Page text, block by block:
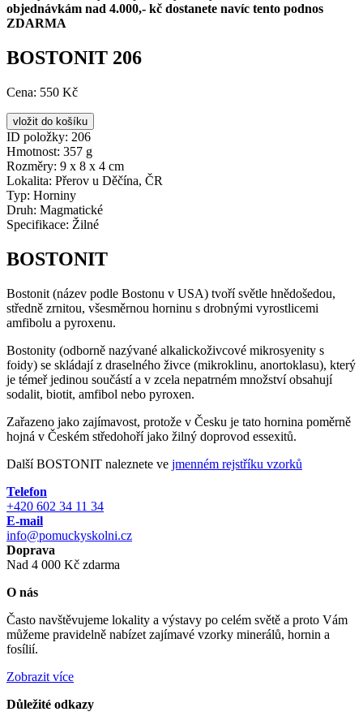
objednávkám nad 4.000,- kč dostanete navíc tento podnos
ZDARMA
BOSTONIT 206
Cena: 550 Kč
ID položky: 206
Hmotnost: 357 g
Rozměry: 9 x 8 x 4 cm
Lokalita: Přerov u Děčína, ČR
Typ: Horniny
Druh: Magmatické
Specifikace: Žilné
BOSTONIT
Bostonit (název podle Bostonu v USA) tvoří světle hnědošedou,
středně zrnitou, všesměrnou horninu s drobnými vyrostlicemi
amfibolu a pyroxenu.
Bostonity (odborně nazývané alkalickoživcové mikrosyenity s
foidy) se skládají z draselného živce (mikroklinu, anortoklasu), který
je témeř jedinou součástí a v zcela nepatrném množství obsahují
sodalit, biotit, amfibol nebo pyroxen.
Zařazeno jako zajímavost, protože v Česku je tato hornina poměrně
hojná v Českém středohoří jako žilný doprovod essexitů.
Další BOSTONIT naleznete ve jmenném rejstříku vzorků
Telefon
+420 602 34 11 34
E-mail
info@pomuckyskolni.cz
Doprava
Nad 4 000 Kč zdarma
O nás
Často navštěvujeme lokality a výstavy po celém světě a proto Vám
můžeme pravidelně nabízet zajímavé vzorky minerálů, hornin a
fosílií.
Zobrazit více
Důležité odkazy